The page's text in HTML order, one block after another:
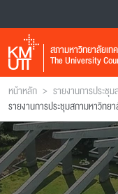
สภามหาวิทยาลัยเท
The University
หน้าหลัก > รายงานการประชุ